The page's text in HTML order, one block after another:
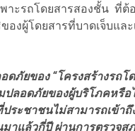
าะรถโดยสารสองชั้น ที่
องผู้โดยสารที่บาดเจ็บแ
ภัยของ “โครงสร้างรถ
ลอดภัยของผู้บริโภคหรือ
ระชาชนไม่สามารถเข้า
าแล้วกี่ปี ผ่านการตรวจ